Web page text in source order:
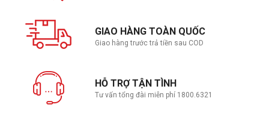
GIAO HÀNG TOÀN QUỐC
Giao hàng trước trả tiền sau COD
HỖ TRỢ TẬN TÌNH
Tư vấn tổng đài miễn phí 1800.6321